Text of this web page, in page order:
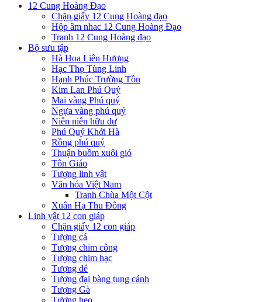
12 Cung Hoàng Đạo
Chặn giấy 12 Cung Hoàng đạo
Hộp âm nhac 12 Cung Hoàng Đạo
Tranh 12 Cung Hoàng đạo
Bộ sưu tập
Hà Hoa Liên Hương
Hạc Thọ Tùng Linh
Hạnh Phúc Trường Tồn
Kim Lan Phú Quý
Mai vàng Phú quý
Ngựa vàng phú quý
Niên niên hữu dư
Phú Quý Khởi Hà
Rồng phú quý
Thuận buồm xuôi gió
Tôn Giáo
Tượng linh vật
Văn hóa Việt Nam
Tranh Chùa Một Cột
Xuân Hạ Thu Đông
Linh vật 12 con giáp
Chặn giấy 12 con giáp
Tượng cá
Tượng chim công
Tượng chim hạc
Tượng dê
Tượng đại bàng tung cánh
Tượng Gà
Tượng heo